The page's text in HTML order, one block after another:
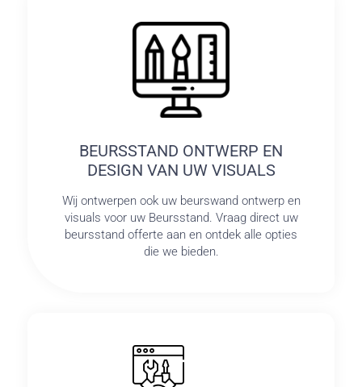
BEURSSTAND ONTWERP EN
DESIGN VAN UW VISUALS
Wij ontwerpen ook uw beurswand ontwerp en
visuals voor uw Beursstand. Vraag direct uw
beursstand offerte aan en ontdek alle opties
die we bieden.